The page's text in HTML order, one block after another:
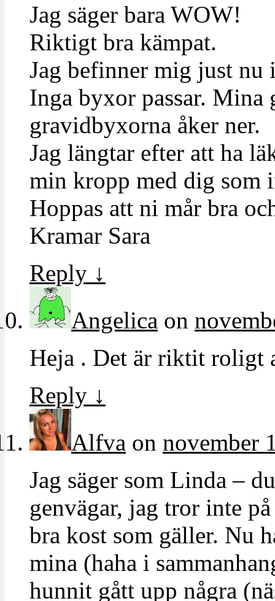
Jag säger bara WOW!
Riktigt bra kämpat.
Jag befinner mig just nu
Inga byxor passar. Mina
gravidbyxorna åker ner.
Jag längtar efter att ha
min kropp med dig som
Hoppas att ni mår bra
Kramar Sara
Reply ↓
Angelica on
Heja . Det är riktit
Reply ↓
Alfva on november
Jag säger som Linda –
genvägar, jag tror inte
bra kost som gäller. Nu
mina (haha i
hunnit gått upp några